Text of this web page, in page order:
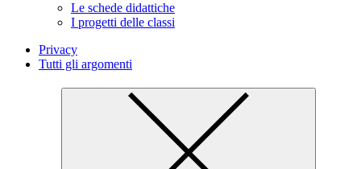
Le schede didattiche
I progetti delle classi
Privacy
Tutti gli argomenti